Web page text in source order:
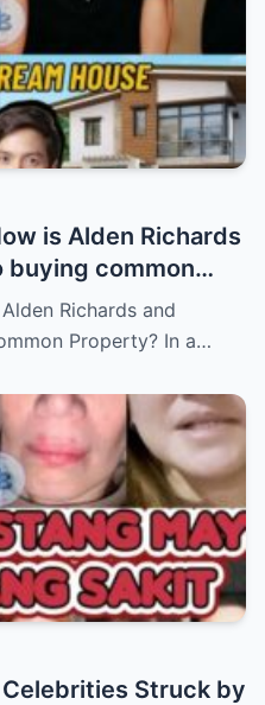
is Alden Richards
buying common
Richards and
Property? In a…
Struck by